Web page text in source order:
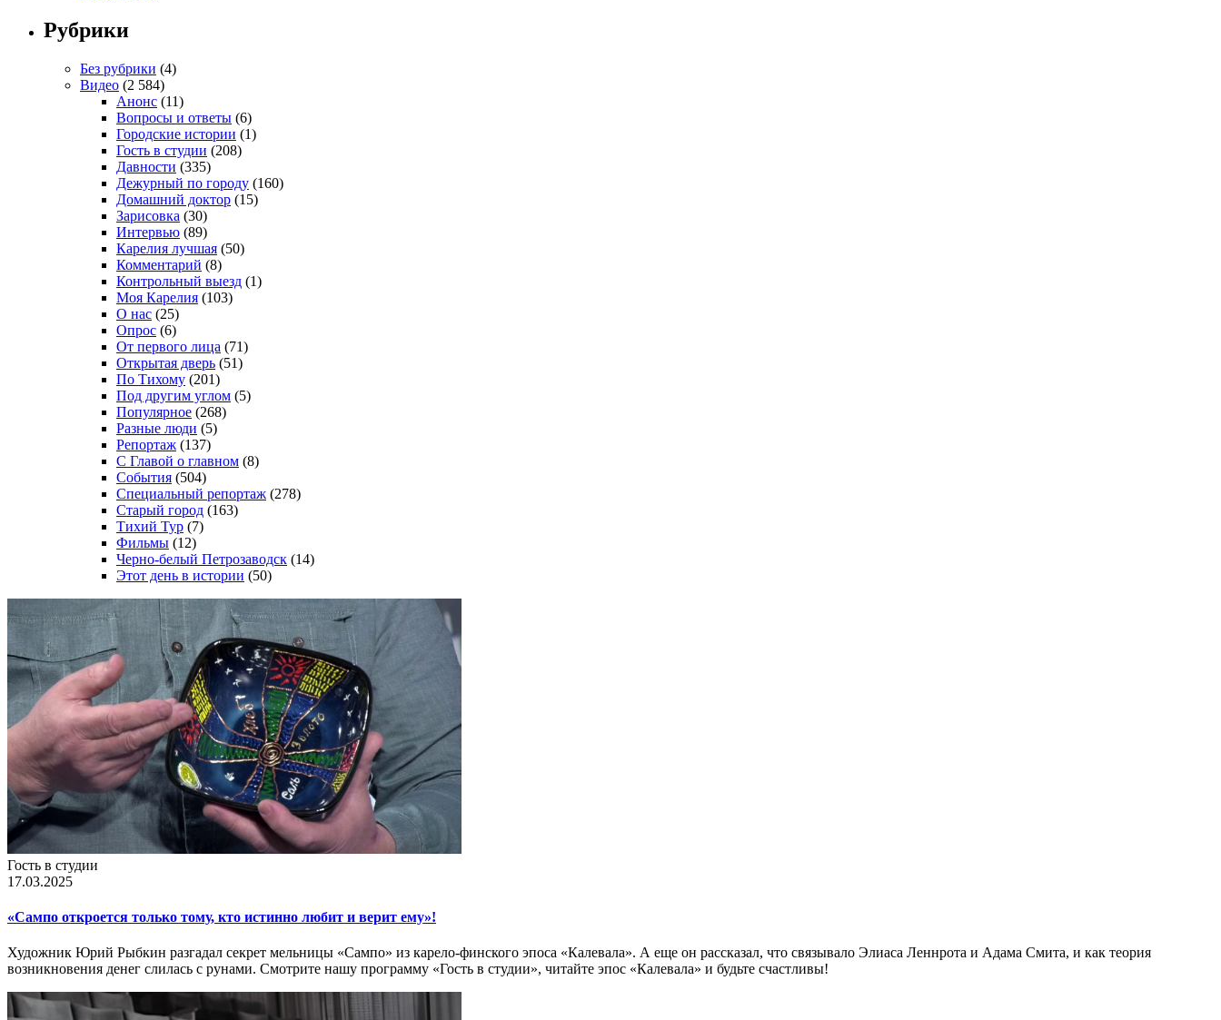
Рубрики
Без рубрики (4)
Видео (2 584)
Анонс (11)
Вопросы и ответы (6)
Городские истории (1)
Гость в студии (208)
Давности (335)
Дежурный по городу (160)
Домашний доктор (15)
Зарисовка (30)
Интервью (89)
Карелия лучшая (50)
Комментарий (8)
Контрольный выезд (1)
Моя Карелия (103)
О нас (25)
Опрос (6)
От первого лица (71)
Открытая дверь (51)
По Тихому (201)
Под другим углом (5)
Популярное (268)
Разные люди (5)
Репортаж (137)
С Главой о главном (8)
События (504)
Специальный репортаж (278)
Старый город (163)
Тихий Тур (7)
Фильмы (12)
Черно-белый Петрозаводск (14)
Этот день в истории (50)
Гость в студии
17.03.2025
«Сампо откроется только тому, кто истинно любит и верит ему»!
Художник Юрий Рыбкин разгадал секрет мельницы «Сампо» из карело-финского эпоса «Калевала». А еще он рассказал, что связывало Элиаса Леннрота и Адама Смита, и как теория
возникновения денег слилась с рунами. Смотрите нашу программу «Гость в студии», читайте эпос «Калевала» и будьте счастливы!